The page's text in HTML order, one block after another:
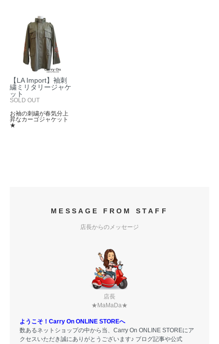
【LA Import】袖刺
繍ミリタリージャケ
ット
SOLD OUT
お袖の刺繍が春気分上
昇なカーゴジャケット
★
MESSAGE FROM STAFF
店長からのメッセージ
店長
★MaMaDa★
ようこそ！Carry On ONLINE STOREへ
数あるネットショップの中から当、Carry On ONLINE STOREにア
クセスいただき誠にありがとうございます♪ ブログ記事や公式